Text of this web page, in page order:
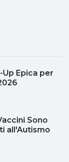
Epica per
Sono
all'Autismo